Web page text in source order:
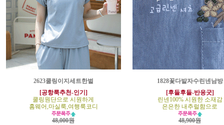
2623쿨링이지세트한벌
[공항룩추천-인기]
쿨링원단으로 시원하게
홈웨어,마실룩,여행룩코디
48,000원
1828꽃다발자수린넨남방
[후들후들-반응굿]
린넨100% 시원한 소재감
은은한 내추럴함으로
48,900원